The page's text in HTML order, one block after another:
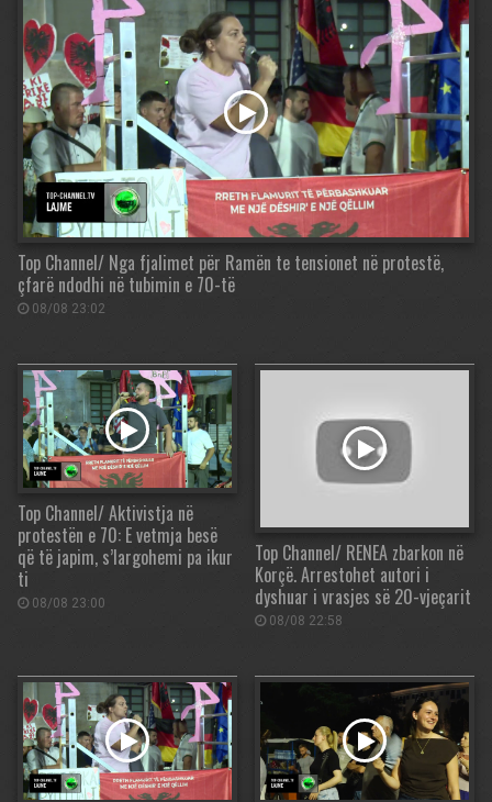
Top Channel/ Nga fjalimet për Ramën te tensionet në protestë,
çfarë ndodhi në tubimin e 70-të
08/08 23:02
Top Channel/ Aktivistja në
protestën e 70: E vetmja besë
që të japim, s’largohemi pa ikur
ti
08/08 23:00
Top Channel/ RENEA zbarkon në
Korçë. Arrestohet autori i
dyshuar i vrasjes së 20-vjeçarit
08/08 22:58